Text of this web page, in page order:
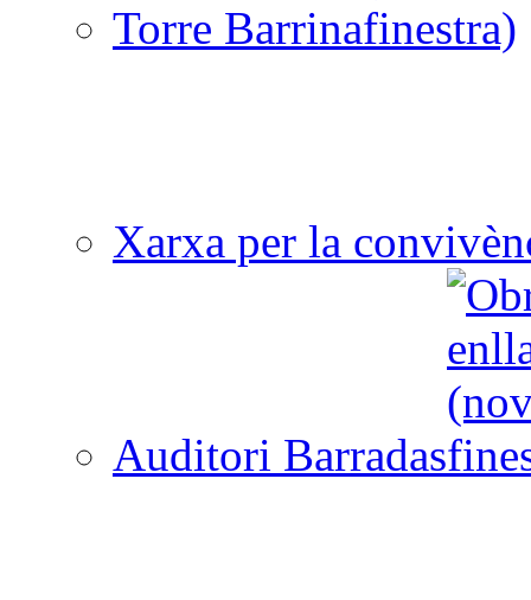
Torre Barrina
Xarxa per la
Auditori Barradas